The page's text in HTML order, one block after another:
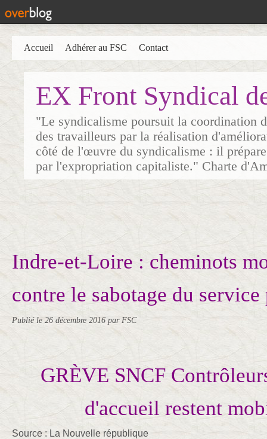
EX Front Syndical
"Le syndicalisme poursuit la coordination
des travailleurs par la réalisation
côté de l'œuvre du syndicalisme : il
par l'expropriation capitaliste." Charte
Accueil Adhérer au FSC Contact
Indre-et-Loire : cheminots
contre le sabotage du
Publié le 26 décembre 2016 par FSC
GRÈVE SNCF
d'accueil restent
Source : La Nouvelle république